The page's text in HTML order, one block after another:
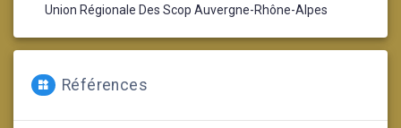
Union Régionale Des Scop Auvergne-Rhône-Alpes
Références